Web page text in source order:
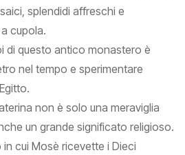
splendidi affreschi e
cupola.
di questo antico monastero è
nel tempo e sperimentare
non è solo una meraviglia
un grande significato religioso.
cui Mosè ricevette i Dieci